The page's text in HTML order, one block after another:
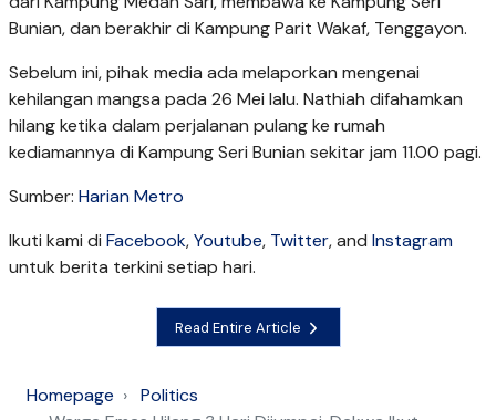
Bunian, dan berakhir di Kampung Parit Wakaf, Tenggayon.
Sebelum ini, pihak media ada melaporkan mengenai
kehilangan mangsa pada 26 Mei lalu. Nathiah difahamkan
hilang ketika dalam perjalanan pulang ke rumah
kediamannya di Kampung Seri Bunian sekitar jam 11.00 pagi.
Sumber: Harian Metro
Ikuti kami di Facebook,Youtube, Twitter, and Instagram
untuk berita terkini setiap hari.
Read Entire Article
Homepage
Politics